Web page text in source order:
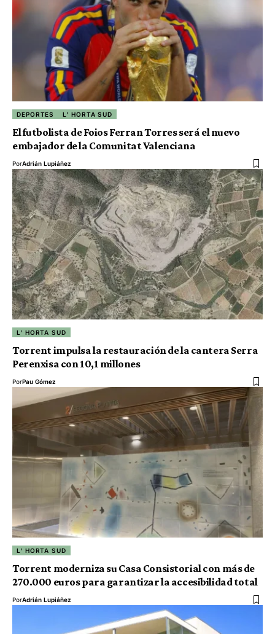
DEPORTES L' HORTA SUD
El futbolista de Foios Ferran Torres será el nuevo
embajador de la Comunitat Valenciana
PorAdrián Lupiáñez
L' HORTA SUD
Torrent impulsa la restauración de la cantera Serra
Perenxisa con 10,1 millones
PorPau Gómez
L' HORTA SUD
Torrent moderniza su Casa Consistorial con más de
270.000 euros para garantizar la accesibilidad total
PorAdrián Lupiáñez